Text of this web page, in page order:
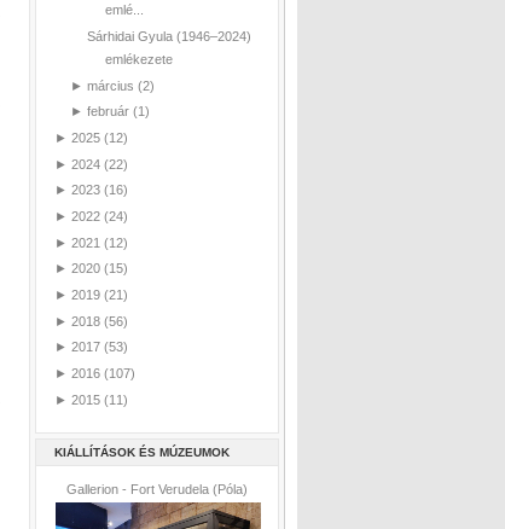
emlé...
Sárhidai Gyula (1946–2024)
emlékezete
► március (2)
► február (1)
► 2025 (12)
► 2024 (22)
► 2023 (16)
► 2022 (24)
► 2021 (12)
► 2020 (15)
► 2019 (21)
► 2018 (56)
► 2017 (53)
► 2016 (107)
► 2015 (11)
KIÁLLÍTÁSOK ÉS MÚZEUMOK
Gallerion - Fort Verudela (Póla)